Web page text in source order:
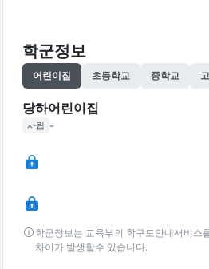
학군정보
어린이집 초등학교 중학교
당하어린이집
사립 -
학군정보는 교육부의 학구도안내서비스
차이가 발생할수 있습니다.